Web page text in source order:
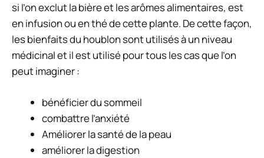
si l’on exclut la bière et les arômes alimentaires, est
en infusion ou en thé de cette plante. De cette façon,
les bienfaits du houblon sont utilisés à un niveau
médicinal et il est utilisé pour tous les cas que l’on
peut imaginer :
bénéficier du sommeil
combattre l’anxiété
Améliorer la santé de la peau
améliorer la digestion